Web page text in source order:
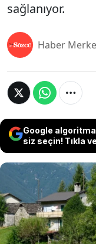
sağlanıyor.
Haber
Google
siz seçin! Tıkla
için